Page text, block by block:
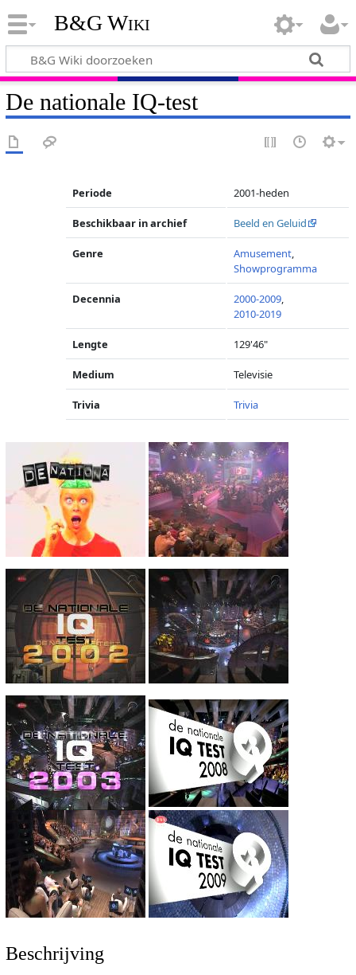
B&G Wiki
De nationale IQ-test
Periode 2001-heden
Beschikbaar in archief Beeld en Geluid
Genre Amusement,
Showprogramma
Decennia 2000-2009,
2010-2019
Lengte 129'46"
Medium Televisie
Trivia Trivia
Beschrijving